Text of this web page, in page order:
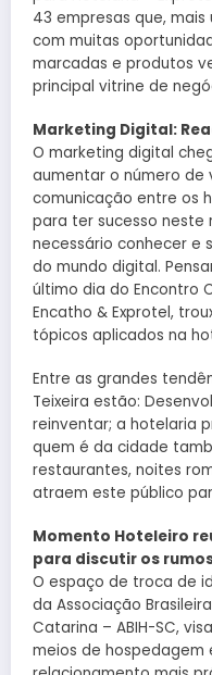
43 empresas que,
com muitas
marcadas e produtos
principal vitrine de
Marketing Digital:
O marketing digital
aumentar o número de
comunicação entre os
para ter sucesso neste
necessário conhecer e
do mundo digital.
último dia do Encontro
Encatho & Exprotel,
tópicos aplicados na
Entre as grandes
Teixeira estão:
reinventar; a hotelaria
quem é da cidade
restaurantes, noites
atraem este público
Momento Hoteleiro
para discutir os
O espaço de troca de
da Associação
Catarina – ABIH-SC,
meios de hospedagem